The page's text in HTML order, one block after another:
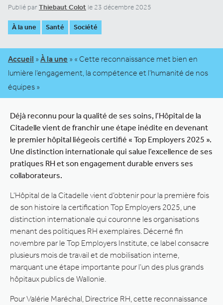
Publié parThiebaut Colot le 23 décembre 2025
À la une Santé Société
Accueil » À la une » « Cette reconnaissance met bien en
lumière l’engagement, la compétence et l’humanité de nos
équipes »
Déjà reconnu pour la qualité de ses soins, l’Hôpital de la
Citadelle vient de franchir une étape inédite en devenant
le premier hôpital liégeois certifié « Top Employers 2025 ».
Une distinction internationale qui salue l’excellence de ses
pratiques RH et son engagement durable envers ses
collaborateurs.
L’Hôpital de la Citadelle vient d’obtenir pour la première fois
de son histoire la certification Top Employers 2025, une
distinction internationale qui couronne les organisations
menant des politiques RH exemplaires. Décerné fin
novembre par le Top Employers Institute, ce label consacre
plusieurs mois de travail et de mobilisation interne,
marquant une étape importante pour l’un des plus grands
hôpitaux publics de Wallonie.
Pour Valérie Maréchal, Directrice RH, cette reconnaissance